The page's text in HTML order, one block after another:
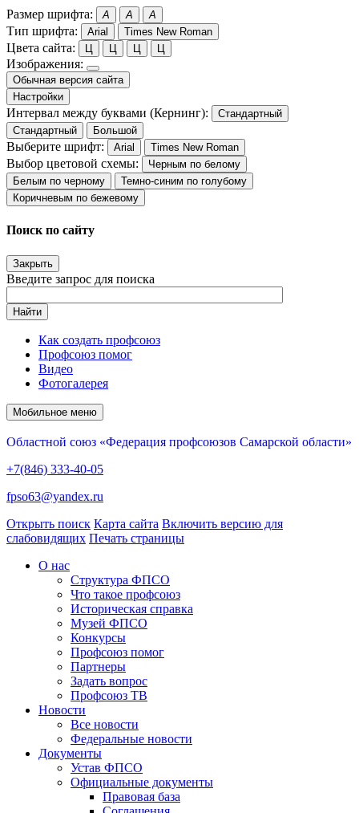
Размер шрифта: A A A
Тип шрифта: Arial Times New Roman
Цвета сайта: Ц Ц Ц Ц
Изображения:
Обычная версия сайта
Настройки
Интервал между буквами (Кернинг):
Стандартный
Стандартный
Большой
Выберите шрифт: Arial Times New Roman
Выбор цветовой схемы:
Черным по белому
Белым по черному
Темно-синим по голубому
Коричневым по бежевому
Поиск по сайту
Закрыть
Введите запрос для поиска
Найти
Как создать профсоюз
Профсоюз помог
Видео
Фотогалерея
Мобильное меню
Областной союз «Федерация профсоюзов Самарской области»
+7(846) 333-40-05
fpso63@yandex.ru
Открыть поиск Карта сайта Включить версию для
слабовидящих Печать страницы
О нас
Структура ФПСО
Что такое профсоюз
Историческая справка
Музей ФПСО
Конкурсы
Профсоюз помог
Партнеры
Задать вопрос
Профсоюз ТВ
Новости
Все новости
Федеральные новости
Документы
Устав ФПСО
Официальные документы
Правовая база